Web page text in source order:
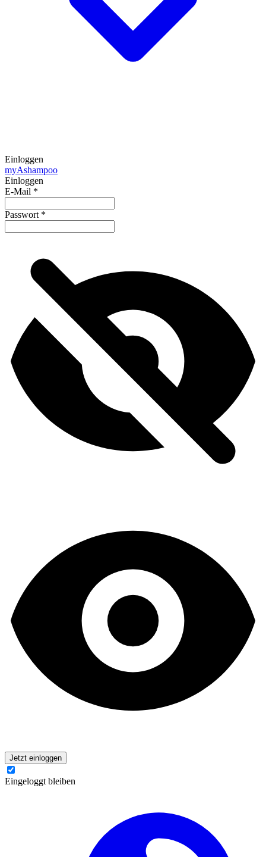
Einloggen
myAshampoo
Einloggen
E-Mail *
Passwort *
Jetzt einloggen
Eingeloggt bleiben